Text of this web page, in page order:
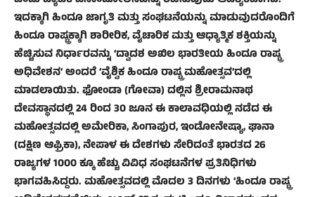
ಇದಕ್ಕಾಗಿ ಹಿಂದೂ ಜಾಗೃತಿ ಮತ್ತು ಸಂಘಟನೆಯನ್ನು ಮಾಡುವುದರೊಂದಿಗೆ
ಹಿಂದೂ ರಾಷ್ಟ್ರಕ್ಕಾಗಿ ಶಾರೀರಿಕ, ವೈಚಾರಿಕ ಮತ್ತು ಆಧ್ಯಾತ್ಮಿಕ ಶಕ್ತಿಯನ್ನು
ಹೆಚ್ಚಿಸುವ ನಿರ್ಧಾರವನ್ನು ‘ದ್ವಾದಶ ಅಖಿಲ ಭಾರತೀಯ ಹಿಂದೂ ರಾಷ್ಟ್ರ
ಅಧಿವೇಶನ’ ಅಂದರೆ ’ವೈಶ್ವಿಕ ಹಿಂದೂ ರಾಷ್ಟ್ರ ಮಹೋತ್ಸವ’ದಲ್ಲಿ
ಮಾಡಲಾಯಿತು. ಫೋಂಡಾ (ಗೋವಾ) ದಲ್ಲಿನ ಶ್ರೀರಾಮನಾಥ
ದೇವಸ್ಥಾನದಲ್ಲಿ 24 ರಿಂದ 30 ಜೂನ ಈ ಕಾಲಾವಧಿಯಲ್ಲಿ ನಡೆದ ಈ
ಮಹೋತ್ಸವದಲ್ಲಿ ಅಮೇರಿಕಾ, ಸಿಂಗಾಪುರ, ಇಂಡೋನೇಷ್ಯಾ, ಘಾನಾ
(ದಕ್ಷಿಣ ಆಫ್ರಿಕಾ), ನೇಪಾಳ ಈ ದೇಶಗಳು ಸೇರಿದಂತೆ ಭಾರತದ 26
ರಾಜ್ಯಗಳ 1000 ಕ್ಕೂ ಹೆಚ್ಚು ವಿವಿಧ ಸಂಘಟನೆಗಳ ಪ್ರತಿನಿಧಿಗಳು
ಭಾಗವಹಿಸಿದ್ದರು. ಮಹೋತ್ಸವದಲ್ಲಿ ಮೊದಲ 3 ದಿನಗಳು ‘ಹಿಂದೂ ರಾಷ್ಟ್ರ